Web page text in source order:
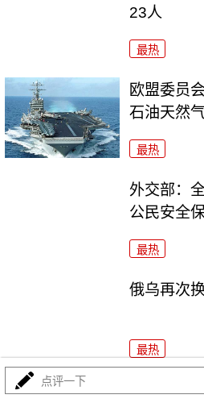
23人
最热
欧盟委员
石油天然
最热
外交部：
公民安全
最热
俄乌再次
最热
中国代表：谈判与合作才是
点评一下